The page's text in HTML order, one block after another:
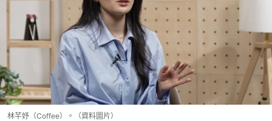
林芊妤（Coffee）。（資料圖片）